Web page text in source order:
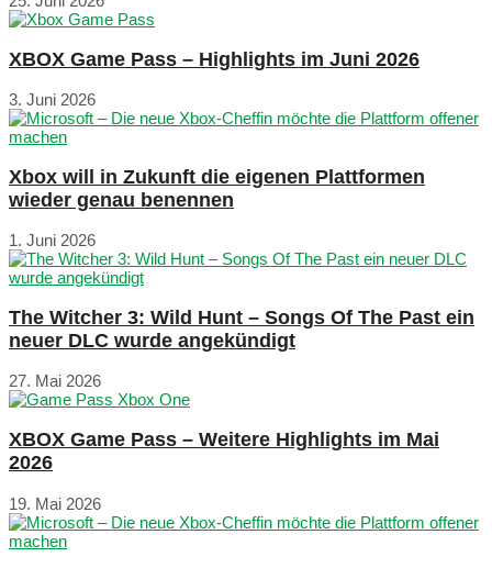
XBOX Game Pass – Highlights im Juni 2026
3. Juni 2026
Xbox will in Zukunft die eigenen Plattformen
wieder genau benennen
1. Juni 2026
The Witcher 3: Wild Hunt – Songs Of The Past ein
neuer DLC wurde angekündigt
27. Mai 2026
XBOX Game Pass – Weitere Highlights im Mai
2026
19. Mai 2026